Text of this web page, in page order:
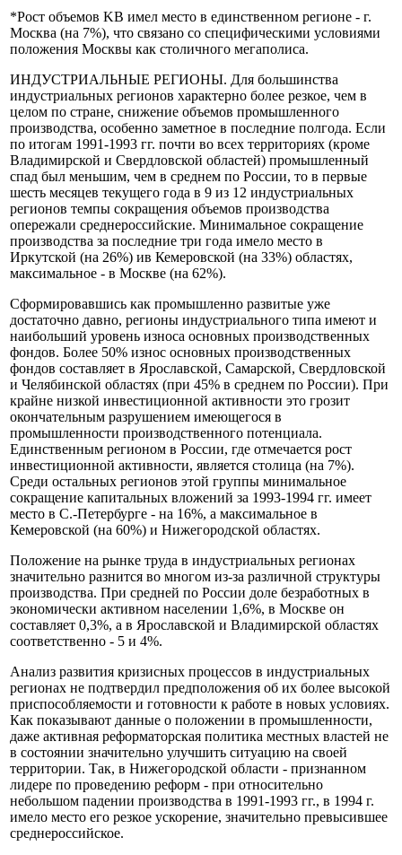
*Рост объемов KB имел место в единственном регионе - г.
Москва (на 7%), что связано со специфическими условиями
положения Москвы как столичного мегаполиса.
ИНДУСТРИАЛЬНЫЕ РЕГИОНЫ. Для большинства
индустриальных регионов характерно более резкое, чем в
целом по стране, снижение объемов промышленного
производства, особенно заметное в последние полгода. Если
по итогам 1991-1993 гг. почти во всех территориях (кроме
Владимирской и Свердловской областей) промышленный
спад был меньшим, чем в среднем по России, то в первые
шесть месяцев текущего года в 9 из 12 индустриальных
регионов темпы сокращения объемов производства
опережали среднероссийские. Минимальное сокращение
производства за последние три года имело место в
Иркутской (на 26%) ив Кемеровской (на 33%) областях,
максимальное - в Москве (на 62%).
Сформировавшись как промышленно развитые уже
достаточно давно, регионы индустриального типа имеют и
наибольший уровень износа основных производственных
фондов. Более 50% износ основных производственных
фондов составляет в Ярославской, Самарской, Свердловской
и Челябинской областях (при 45% в среднем по России). При
крайне низкой инвестиционной активности это грозит
окончательным разрушением имеющегося в
промышленности производственного потенциала.
Единственным регионом в России, где отмечается рост
инвестиционной активности, является столица (на 7%).
Среди остальных регионов этой группы минимальное
сокращение капитальных вложений за 1993-1994 гг. имеет
место в С.-Петербурге - на 16%, а максимальное в
Кемеровской (на 60%) и Нижегородской областях.
Положение на рынке труда в индустриальных регионах
значительно разнится во многом из-за различной структуры
производства. При средней по России доле безработных в
экономически активном населении 1,6%, в Москве он
составляет 0,3%, а в Ярославской и Владимирской областях
соответственно - 5 и 4%.
Анализ развития кризисных процессов в индустриальных
регионах не подтвердил предположения об их более высокой
приспособляемости и готовности к работе в новых условиях.
Как показывают данные о положении в промышленности,
даже активная реформаторская политика местных властей не
в состоянии значительно улучшить ситуацию на своей
территории. Так, в Нижегородской области - признанном
лидере по проведению реформ - при относительно
небольшом падении производства в 1991-1993 гг., в 1994 г.
имело место его резкое ускорение, значительно превысившее
среднероссийское.